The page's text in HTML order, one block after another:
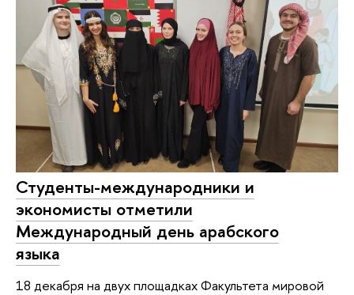
Студенты-международники и
экономисты отметили
Международный день арабского
языка
18 декабря на двух площадках Факультета мировой